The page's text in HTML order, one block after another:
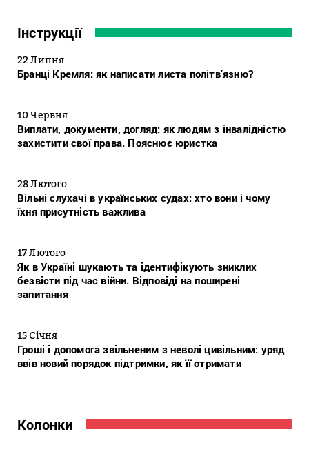
Інструкції
22 Липня
Бранці Кремля: як написати листа політв’язню?
10 Червня
Виплати, документи, догляд: як людям з інвалідністю
захистити свої права. Пояснює юристка
28 Лютого
Вільні слухачі в українських судах: хто вони і чому
їхня присутність важлива
17 Лютого
Як в Україні шукають та ідентифікують зниклих
безвісти під час війни. Відповіді на поширені
запитання
15 Січня
Гроші і допомога звільненим з неволі цивільним: уряд
ввів новий порядок підтримки, як її отримати
Колонки